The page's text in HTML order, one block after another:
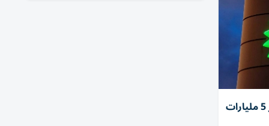
أرباح «بي بي» الفصلية تتجاوز 5 مليارات